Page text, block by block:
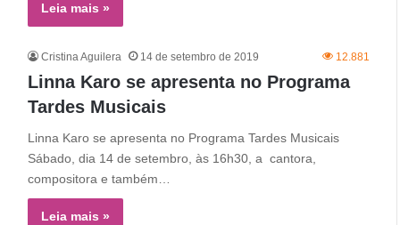
Leia mais »
Cristina Aguilera 14 de setembro de 2019 12.881
Linna Karo se apresenta no Programa
Tardes Musicais
Linna Karo se apresenta no Programa Tardes Musicais
Sábado, dia 14 de setembro, às 16h30, a cantora,
compositora e também…
Leia mais »